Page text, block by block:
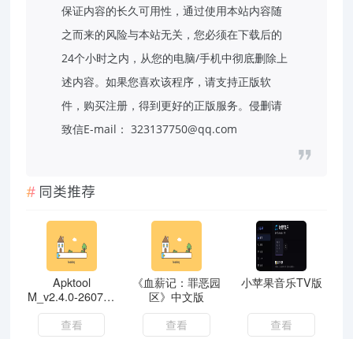
保证内容的长久可用性，通过使用本站内容随
之而来的风险与本站无关，您必须在下载后的
24个小时之内，从您的电脑/手机中彻底删除上
述内容。如果您喜欢该程序，请支持正版软
件，购买注册，得到更好的正版服务。侵删请
致信E-mail： 323137750@qq.com
同类推荐
Apktool
M_v2.4.0-260717
安卓反汇编神器
查看
《血薪记：罪恶园
区》中文版
查看
小苹果音乐TV版
查看